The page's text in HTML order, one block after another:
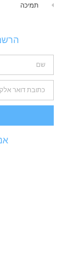
תמיכה